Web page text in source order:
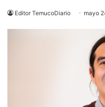
Editor TemucoDiario mayo